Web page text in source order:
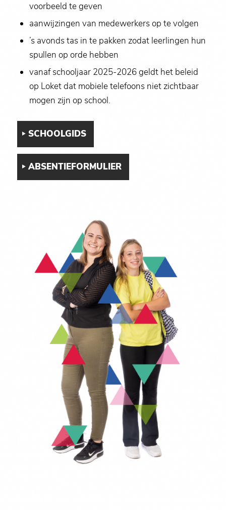
voorbeeld te geven
aanwijzingen van medewerkers op te volgen
’s avonds tas in te pakken zodat leerlingen hun
spullen op orde hebben
vanaf schooljaar 2025-2026 geldt het beleid
op Loket dat mobiele telefoons niet zichtbaar
mogen zijn op school.
SCHOOLGIDS
ABSENTIEFORMULIER